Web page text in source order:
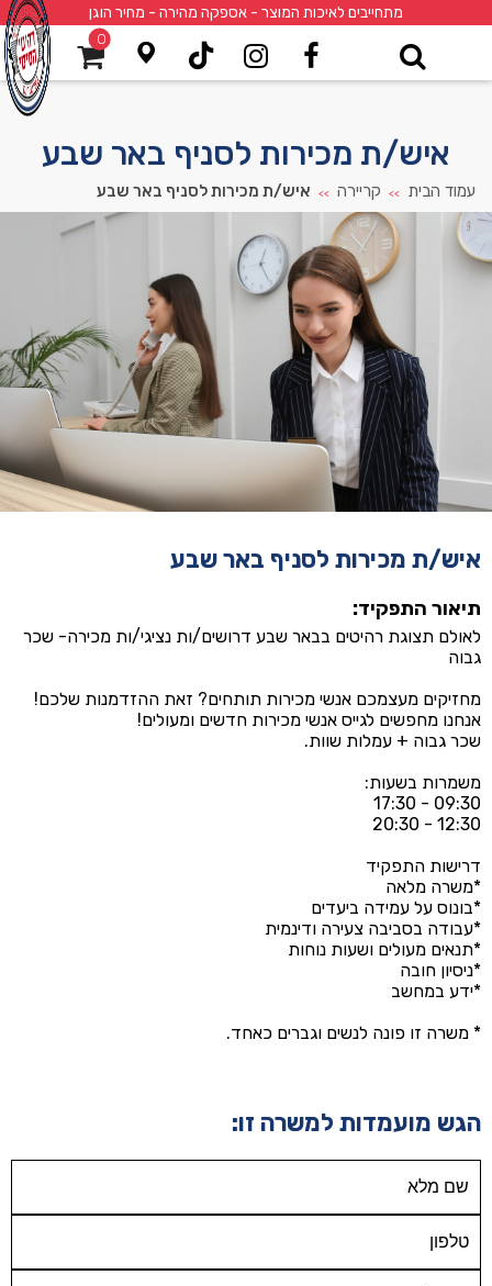
מתחייבים לאיכות המוצר - אספקה מהירה - מחיר הוגן
0
איש/ת מכירות לסניף באר שבע
עמוד הבית >> קריירה >> איש/ת מכירות לסניף באר שבע
איש/ת מכירות לסניף באר שבע
תיאור התפקיד:
לאולם תצוגת רהיטים בבאר שבע דרושים/ות נציגי/ות מכירה- שכר
גבוה
מחזיקים מעצמכם אנשי מכירות תותחים? זאת ההזדמנות שלכם!
אנחנו מחפשים לגייס אנשי מכירות חדשים ומעולים!
שכר גבוה + עמלות שוות.
משמרות בשעות:
09:30 - 17:30
12:30 - 20:30
דרישות התפקיד
*משרה מלאה
*בונוס על עמידה ביעדים
*עבודה בסביבה צעירה ודינמית
*תנאים מעולים ושעות נוחות
*ניסיון חובה
*ידע במחשב
* משרה זו פונה לנשים וגברים כאחד.
הגש מועמדות למשרה זו: